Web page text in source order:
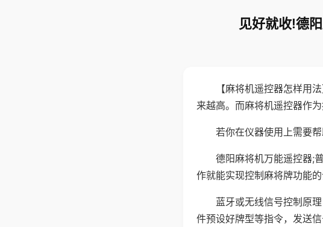
见好就收!德
【麻将机遥控器怎样用
来越高。而麻将机遥控器作
若你在仪器使用上需要
德阳麻将机万能遥控器;
作就能实现控制麻将牌功能的
蓝牙或无线信号控制原
件预设好牌型等指令，发送